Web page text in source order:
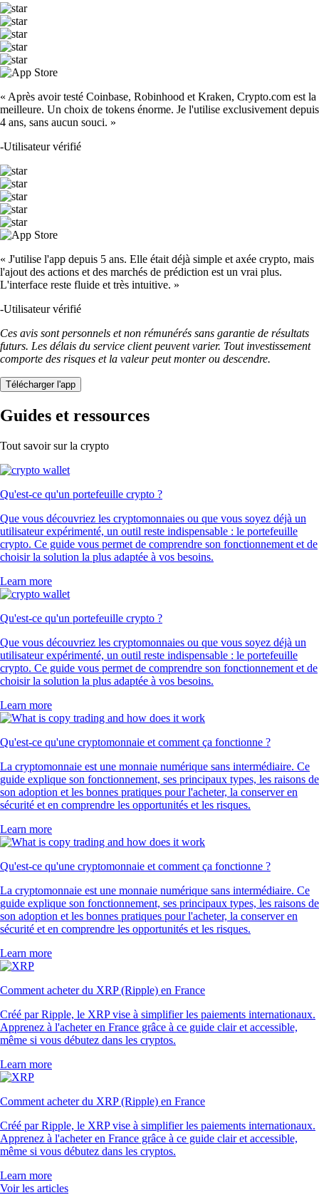
« Après avoir testé Coinbase, Robinhood et Kraken, Crypto.com est la
meilleure. Un choix de tokens énorme. Je l'utilise exclusivement depuis
4 ans, sans aucun souci. »
-Utilisateur vérifié
« J'utilise l'app depuis 5 ans. Elle était déjà simple et axée crypto, mais
l'ajout des actions et des marchés de prédiction est un vrai plus.
L'interface reste fluide et très intuitive. »
-Utilisateur vérifié
Ces avis sont personnels et non rémunérés sans garantie de résultats
futurs. Les délais du service client peuvent varier. Tout investissement
comporte des risques et la valeur peut monter ou descendre.
Télécharger l'app
Guides et ressources
Tout savoir sur la crypto
Qu'est-ce qu'un portefeuille crypto ?
Que vous découvriez les cryptomonnaies ou que vous soyez déjà un
utilisateur expérimenté, un outil reste indispensable : le portefeuille
crypto. Ce guide vous permet de comprendre son fonctionnement et de
choisir la solution la plus adaptée à vos besoins.
Learn more
Qu'est-ce qu'un portefeuille crypto ?
Que vous découvriez les cryptomonnaies ou que vous soyez déjà un
utilisateur expérimenté, un outil reste indispensable : le portefeuille
crypto. Ce guide vous permet de comprendre son fonctionnement et de
choisir la solution la plus adaptée à vos besoins.
Learn more
Qu'est-ce qu'une cryptomonnaie et comment ça fonctionne ?
La cryptomonnaie est une monnaie numérique sans intermédiaire. Ce
guide explique son fonctionnement, ses principaux types, les raisons de
son adoption et les bonnes pratiques pour l'acheter, la conserver en
sécurité et en comprendre les opportunités et les risques.
Learn more
Qu'est-ce qu'une cryptomonnaie et comment ça fonctionne ?
La cryptomonnaie est une monnaie numérique sans intermédiaire. Ce
guide explique son fonctionnement, ses principaux types, les raisons de
son adoption et les bonnes pratiques pour l'acheter, la conserver en
sécurité et en comprendre les opportunités et les risques.
Learn more
Comment acheter du XRP (Ripple) en France
Créé par Ripple, le XRP vise à simplifier les paiements internationaux.
Apprenez à l'acheter en France grâce à ce guide clair et accessible,
même si vous débutez dans les cryptos.
Learn more
Comment acheter du XRP (Ripple) en France
Créé par Ripple, le XRP vise à simplifier les paiements internationaux.
Apprenez à l'acheter en France grâce à ce guide clair et accessible,
même si vous débutez dans les cryptos.
Learn more
Voir les articles